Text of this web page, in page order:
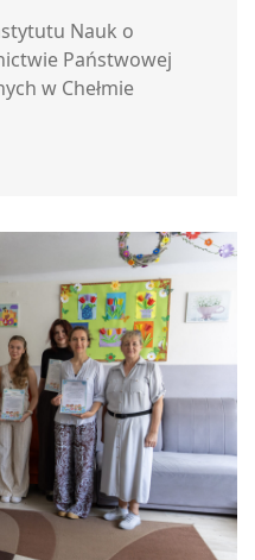
Nauk o
Państwowej
w Chełmie